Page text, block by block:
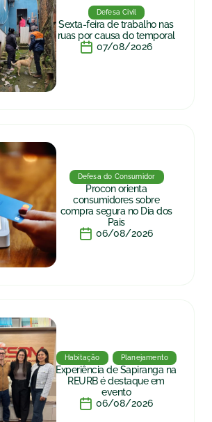
Defesa Civil
Sexta-feira de trabalho nas
ruas por causa do temporal
07/08/2026
Defesa do Consumidor
Procon orienta
consumidores sobre
compra segura no Dia dos
Pais
06/08/2026
Habitação Planejamento
Experiência de Sapiranga na
REURB é destaque em
evento
06/08/2026